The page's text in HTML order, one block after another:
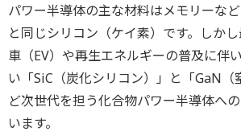
パワー半導体の主な材料はメモリーな
と同じシリコン（ケイ素）です。しか
車（EV）や再生エネルギーの普及に伴
い「SiC（炭化シリコン）」と「GaN（
ど次世代を担う化合物パワー半導体へ
います。